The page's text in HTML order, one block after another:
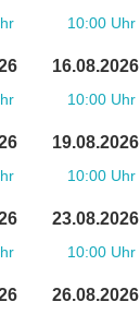
10:00 Uhr
16.08.2026
10:00 Uhr
19.08.2026
10:00 Uhr
23.08.2026
10:00 Uhr
26.08.2026